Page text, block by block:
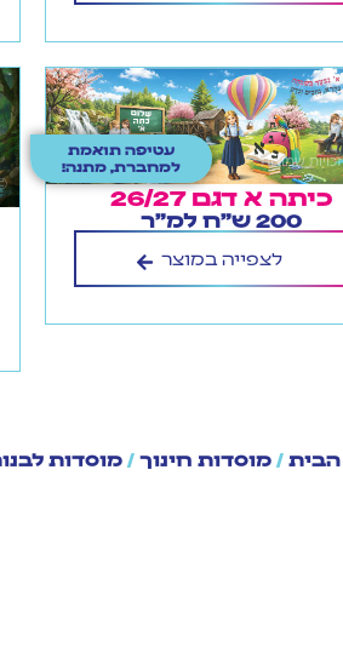
עטיפה תואמת
למחברת, מתנה!
כיתה א דגם 26/27
200 ש"ח למ"ר
לצפייה במוצר
/מוסדות חינוך/מוסדות